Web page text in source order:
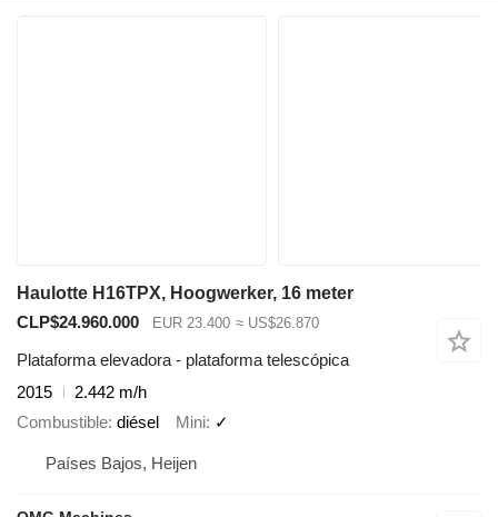
Haulotte H16TPX, Hoogwerker, 16 meter
CLP$24.960.000
EUR 23.400 ≈ US$26.870
Plataforma elevadora - plataforma telescópica
2015
2.442 m/h
Combustible diésel Mini ✓
Países Bajos, Heijen